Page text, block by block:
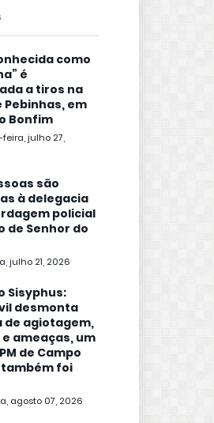
como
é
a tiros na
Pebinhas, em
Bonfim
julho 27,
são
à delegacia
policial
de Senhor do
julho 21, 2026
Sisyphus:
desmonta
de agiotagem,
ameaças, um
de Campo
foi
agosto 07, 2026